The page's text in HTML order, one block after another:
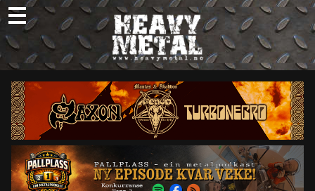
Skip
to
content
Nyheter
Omtaler
Intervjuer
Om oss
Abonner